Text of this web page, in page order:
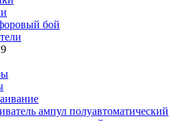
бой
ампул полуавтоматический